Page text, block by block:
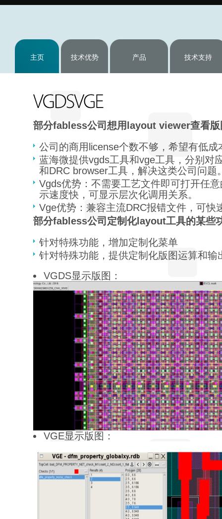
主页 技术优势 产品 技术支持
部分fabless公司想用layout viewer查看版
公司的商用license个数不够，希望有低成
蓝海微提供vgds工具和vge工具，分别对
和DRC browser工具，解决这类公司问题
Vgds优势：不需要工艺文件即可打开任
示速度快，可显示层次化调用关系。
Vge优势：兼容主流DRC报错文件，可快
部分fabless公司定制化layout工具的某些
针对特殊功能，增加定制化菜单
针对特殊功能，提供定制化版图运算和输
VGDS显示版图：
VGE显示版图：